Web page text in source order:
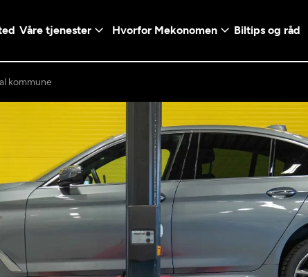
Våre tjenester
- Vanlig bil
Diagnose/Feilsøking
Hvorfor Mekonomen
valg
og fabrikkgaranti
Biltips og råd
konto ved å klikke på
Logg inn med
Telefonnummer
Norway
+47
kommune